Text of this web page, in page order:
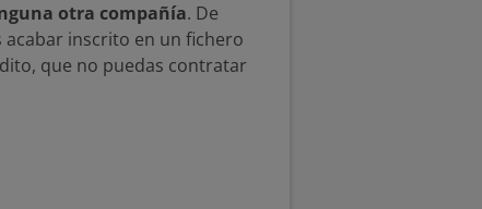
otra compañía. De
inscrito en un fichero
que no puedas contratar